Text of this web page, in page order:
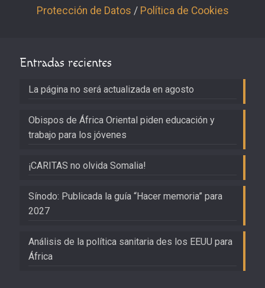
Protección de Datos / Política de Cookies
Entradas recientes
La página no será actualizada en agosto
Obispos de África Oriental piden educación y
trabajo para los jóvenes
¡CARITAS no olvida Somalia!
Sínodo: Publicada la guía “Hacer memoria” para
2027
Análisis de la política sanitaria des los EEUU para
África